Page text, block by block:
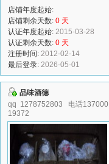
店铺年度起始:
店铺剩余天数: 0 天
认证年度起始: 2015-03-28
认证剩余天数: 0 天
注册时间: 2012-02-14
最后登录: 2026-05-01
品味酒德
qq 1278752803 电话137000
19372